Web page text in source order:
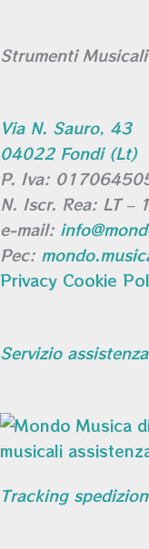
Strumenti Musicali
Via N. Sauro, 43
04022 Fondi (Lt)
P. Iva:
N. Iscr. Rea: LT –
e-mail:
Pec:
Privacy Cookie
Servizio
Tracking